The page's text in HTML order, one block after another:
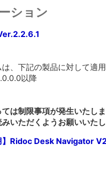
ション
、下記の製品に対して適
以降
は制限事項が発生いたし
いただくようお願いいた
】Ridoc Desk Navigator